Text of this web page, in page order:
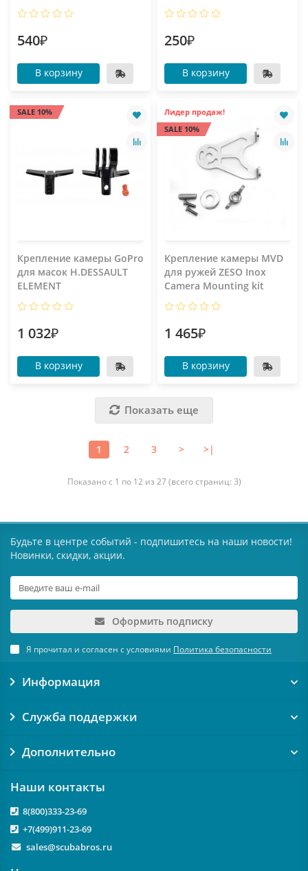
540₽
В корзину
250₽
В корзину
SALE 10%
Крепление камеры GoPro
для масок H.DESSAULT
ELEMENT
1 032₽
В корзину
Лидер продаж!
SALE 10%
Крепление камеры MVD
для ружей ZESO Inox
Camera Mounting kit
1 465₽
В корзину
Показать еще
1 2 3 > >|
Показано с 1 по 12 из 27 (всего страниц: 3)
Будьте в центре событий - подпишитесь на наши новости!
Новинки, скидки, акции.
Оформить подписку
Я прочитал и согласен с условиями Политика безопасности
Информация
Служба поддержки
Дополнительно
Наши контакты
8(800)333-23-69
+7(499)911-23-69
sales@scubabros.ru